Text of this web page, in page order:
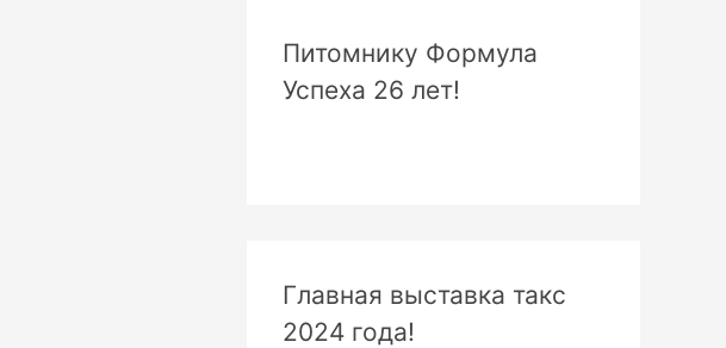
Питомнику Формула
Успеха 26 лет!
Главная выставка такс
2024 года!